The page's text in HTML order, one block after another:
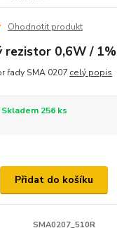
Ohodnotit produkt
rezistor 0,6W / 1%
řady SMA 0207 celý popis
Skladem 256 ks
Přidat do košíku
SMA0207_510R